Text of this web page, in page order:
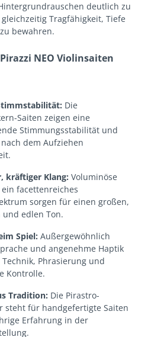
deutlich zu
Tragfähigkeit, Tiefe
bewahren.
NEO Violinsaiten
Die
Saiten zeigen eine
Stimmungsstabilität und
dem Aufziehen
kräftiger Klang: Voluminöse
facettenreiches
sorgen für einen großen,
edlen Ton.
Spiel: Außergewöhnlich
und angenehme Haptik
Phrasierung und
Kontrolle.
Tradition: Die Pirastro-
steht für handgefertigte Saiten
Erfahrung in der